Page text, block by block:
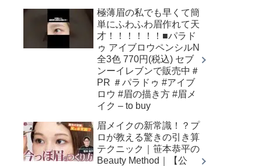
極薄眉の私でも早くて簡
単にふわふわ眉作れて天
才！！！！！！■パラド
ゥ アイブロウペンシルN
全3色 770円(税込) セブ
ンーイレブンで販売中＃
PR ＃パラドゥ #アイブ
ロウ #眉の描き方 #眉メ
イク – to buy
眉メイクの新常識！？プ
ロが教える驚きの引き算
テクニック｜笹本恭平の
Beauty Method｜【公